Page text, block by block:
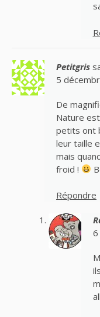
Petitgris
5
De
Nature
petits ont
leur taille
mais
froid !
Répondre
6